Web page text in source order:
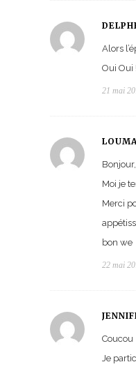
Alors
Oui Oui
21 mai
Bonjour,
Moi je
Merci
bon we
22 mai
Coucou
Je